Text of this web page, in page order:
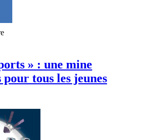
» : une mine
tous les jeunes